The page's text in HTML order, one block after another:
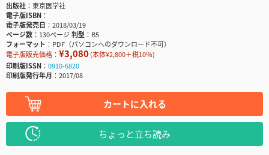
出版社
東京医学社
電子版ISBN
電子版発売日
2018/03/19
ページ数
130ページ判型
B5
フォーマット
PDF（パソコンへのダウンロード不可）
電子版販売価格： ¥3,080(本体¥2,800＋税10％)
印刷版ISSN
0910-6820
印刷版発行年月
2017/08
カートに入れる
ちょっと立ち読み